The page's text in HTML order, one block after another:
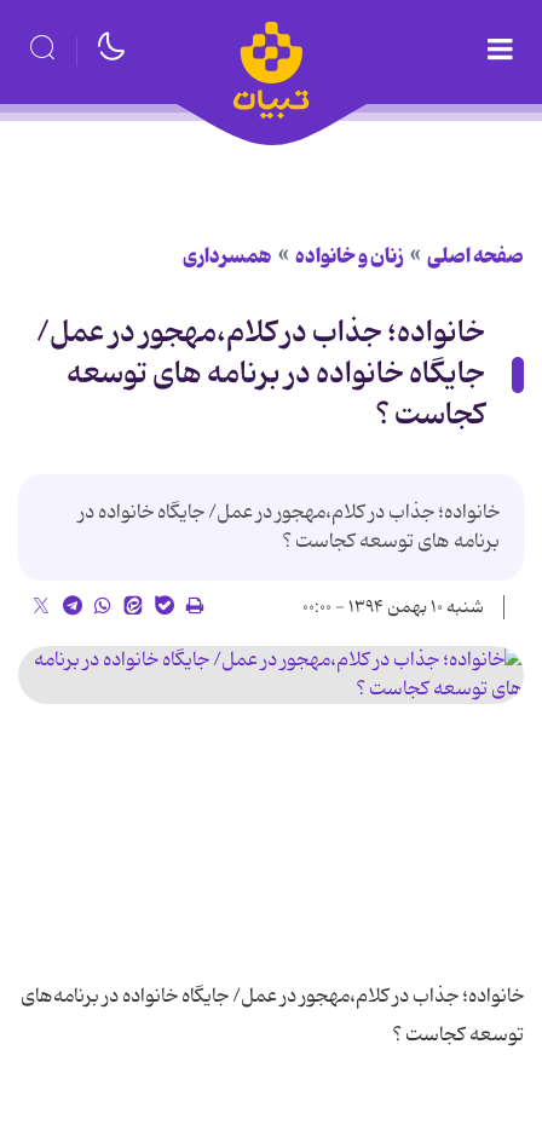
صفحه اصلی زنان و خانواده همسرداری
خانواده؛ جذاب در کلام،مهجور در عمل/
جایگاه خانواده در برنامه های توسعه
کجاست ؟
خانواده؛ جذاب در کلام،مهجور در عمل/ جایگاه خانواده در
برنامه های توسعه کجاست ؟
شنبه ۱۰ بهمن ۱۳۹۴ - ۰۰:۰۰
خانواده؛ جذاب در کلام،مهجور در عمل/ جایگاه خانواده در برنامه‌های